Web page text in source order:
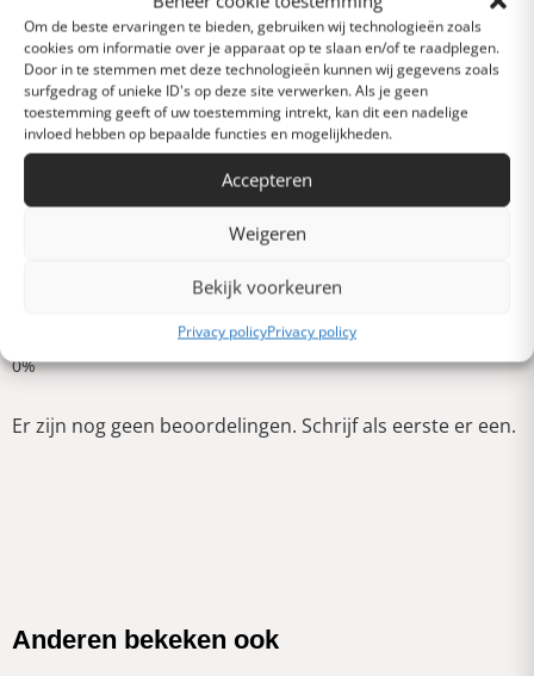
Om de beste ervaringen te bieden, gebruiken wij technologieën zoals
cookies om informatie over je apparaat op te slaan en/of te raadplegen.
Door in te stemmen met deze technologieën kunnen wij gegevens zoals
surfgedrag of unieke ID's op deze site verwerken. Als je geen
toestemming geeft of uw toestemming intrekt, kan dit een nadelige
invloed hebben op bepaalde functies en mogelijkheden.
Accepteren
Weigeren
Bekijk voorkeuren
Privacy policyPrivacy policy
Heel goed
Gemiddeld
Schrijf een review
Er zijn nog geen beoordelingen. Schrijf als eerste er een.
Anderen bekeken ook